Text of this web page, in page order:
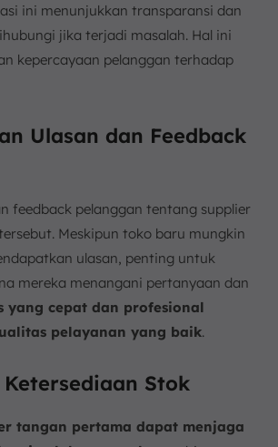
ini menunjukkan transparansi dan
jika terjadi masalah. Hal ini
kepercayaan pelanggan terhadap
Ulasan dan Feedback
feedback pelanggan tentang supplier
Meskipun toko baru mungkin
ulasan, penting untuk
mereka menangani pertanyaan dan
yang cepat dan profesional
pelayanan yang baik.
Stok
tangan pertama dapat menjaga